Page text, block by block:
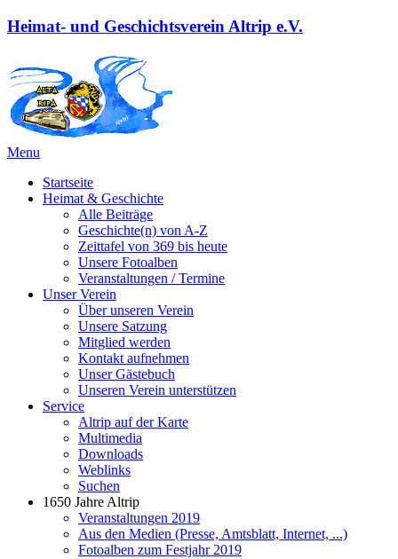
Heimat- und Geschichtsverein Altrip e.V.
Menu
Startseite
Heimat & Geschichte
Alle Beiträge
Geschichte(n) von A-Z
Zeittafel von 369 bis heute
Unsere Fotoalben
Veranstaltungen / Termine
Unser Verein
Über unseren Verein
Unsere Satzung
Mitglied werden
Kontakt aufnehmen
Unser Gästebuch
Unseren Verein unterstützen
Service
Altrip auf der Karte
Multimedia
Downloads
Weblinks
Suchen
1650 Jahre Altrip
Veranstaltungen 2019
Aus den Medien (Presse, Amtsblatt, Internet, ...)
Fotoalben zum Festjahr 2019